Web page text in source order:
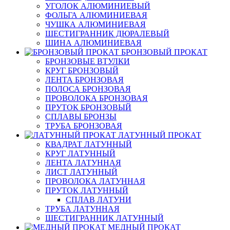
УГОЛОК АЛЮМИНИЕВЫЙ
ФОЛЬГА АЛЮМИНИЕВАЯ
ЧУШКА АЛЮМИНИЕВАЯ
ШЕСТИГРАННИК ДЮРАЛЕВЫЙ
ШИНА АЛЮМИНИЕВАЯ
БРОНЗОВЫЙ ПРОКАТ
БРОНЗОВЫЕ ВТУЛКИ
КРУГ БРОНЗОВЫЙ
ЛЕНТА БРОНЗОВАЯ
ПОЛОСА БРОНЗОВАЯ
ПРОВОЛОКА БРОНЗОВАЯ
ПРУТОК БРОНЗОВЫЙ
СПЛАВЫ БРОНЗЫ
ТРУБА БРОНЗОВАЯ
ЛАТУННЫЙ ПРОКАТ
КВАДРАТ ЛАТУННЫЙ
КРУГ ЛАТУННЫЙ
ЛЕНТА ЛАТУННАЯ
ЛИСТ ЛАТУННЫЙ
ПРОВОЛОКА ЛАТУННАЯ
ПРУТОК ЛАТУННЫЙ
СПЛАВ ЛАТУНИ
ТРУБА ЛАТУННАЯ
ШЕСТИГРАННИК ЛАТУННЫЙ
МЕДНЫЙ ПРОКАТ